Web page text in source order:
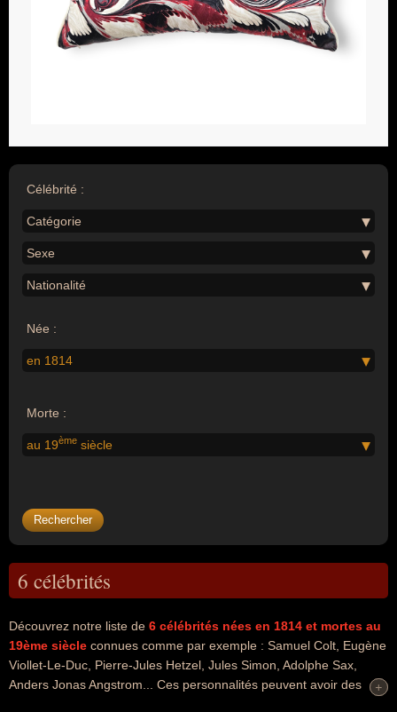
Célébrité :
Catégorie
Sexe
Nationalité
Née :
en 1814
Morte :
au 19ème siècle
6 célébrités
Découvrez notre liste de 6 célébrités nées en 1814 et mortes au
19ème siècle connues comme par exemple : Samuel Colt, Eugène
Viollet-Le-Duc, Pierre-Jules Hetzel, Jules Simon, Adolphe Sax,
Anders Jonas Angstrom... Ces personnalités peuvent avoir des
+
+